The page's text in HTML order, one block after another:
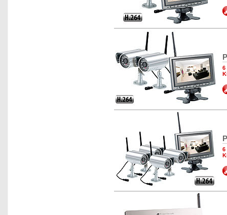
6
6